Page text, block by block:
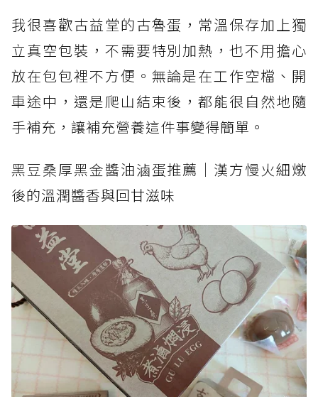
我很喜歡古益堂的古魯蛋，常溫保存加上獨
立真空包裝，不需要特別加熱，也不用擔心
放在包包裡不方便。無論是在工作空檔、開
車途中，還是爬山結束後，都能很自然地隨
手補充，讓補充營養這件事變得簡單。
黑豆桑厚黑金醬油滷蛋推薦｜漢方慢火細燉
後的溫潤醬香與回甘滋味